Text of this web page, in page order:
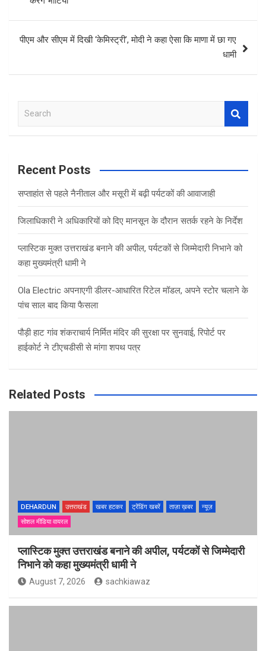
पीएम और सीएम में दिखी ‘केमिस्ट्री’, मोदी ने कहा ऐसा कि माणा में छा गए
धामी
a
c
Recent Posts
सप्ताहांत से पहले नैनीताल और मसूरी में बढ़ी पर्यटकों की आवाजाही
जिलाधिकारी ने अधिकारियों को दिए मानसून के दौरान सतर्क रहने के निर्देश
प्लास्टिक मुक्त उत्तराखंड बनाने की अपील, पर्यटकों से जिम्मेदारी निभाने को
कहा मुख्यमंत्री धामी ने
Ola Electric अपनाएगी डीलर-आधारित रिटेल मॉडल, अपने स्टोर चलाने के
पांच साल बाद किया फैसला
पौड़ी हाट गांव शंकराचार्य निर्मित मंदिर की सुरक्षा पर सुनवाई, रिपोर्ट पर
हाईकोर्ट ने टीएचडीसी से मांगा शपथ पत्र
Related Posts
DEHARDUN उत्तराखंड खबर हटकर ट्रेंडिंग खबरें ताज़ा ख़बर
न्यूज़
सोशल मीडिया वायरल
प्लास्टिक मुक्त उत्तराखंड बनाने की अपील, पर्यटकों से जिम्मेदारी
निभाने को कहा मुख्यमंत्री धामी ने
August 7, 2026 sachkiawaz